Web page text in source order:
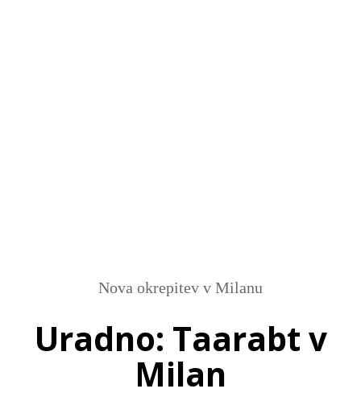
Nova okrepitev v Milanu
Uradno: Taarabt v
Milan